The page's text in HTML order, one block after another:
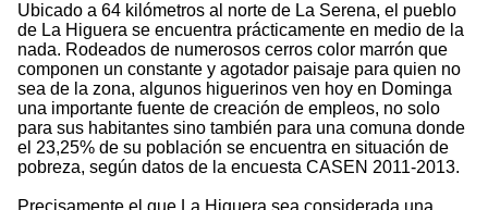
Ubicado a 64 kilómetros al norte de La Serena, el pueblo
de La Higuera se encuentra prácticamente en medio de la
nada. Rodeados de numerosos cerros color marrón que
componen un constante y agotador paisaje para quien no
sea de la zona, algunos higuerinos ven hoy en Dominga
una importante fuente de creación de empleos, no solo
para sus habitantes sino también para una comuna donde
el 23,25% de su población se encuentra en situación de
pobreza, según datos de la encuesta CASEN 2011-2013.